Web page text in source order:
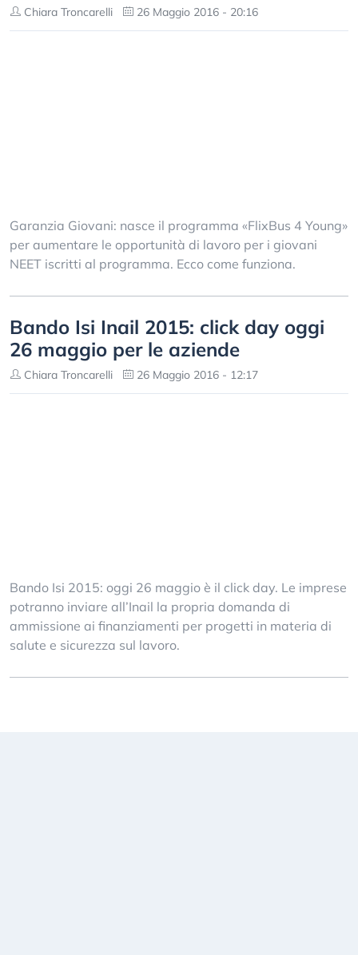
Chiara Troncarelli 26 Maggio 2016 - 20:16
Garanzia Giovani: nasce il programma «FlixBus 4 Young»
per aumentare le opportunità di lavoro per i giovani
NEET iscritti al programma. Ecco come funziona.
Bando Isi Inail 2015: click day oggi
26 maggio per le aziende
Chiara Troncarelli 26 Maggio 2016 - 12:17
Bando Isi 2015: oggi 26 maggio è il click day. Le imprese
potranno inviare all’Inail la propria domanda di
ammissione ai finanziamenti per progetti in materia di
salute e sicurezza sul lavoro.